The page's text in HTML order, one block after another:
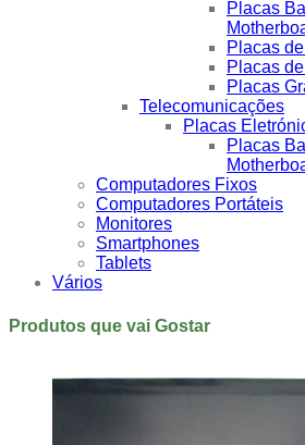
Placas
Placas
Placas
Placas
Telecomunicações
Placas
Placas
Computadores Fixos
Computadores Portáteis
Monitores
Smartphones
Tablets
Vários
Produtos que vai Gostar